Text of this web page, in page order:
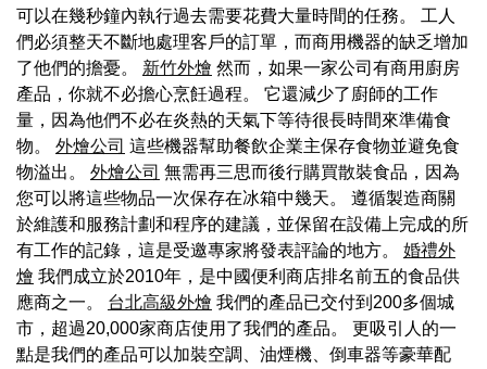
可以在幾秒鐘內執行過去需要花費大量時間的任務。 工人
們必須整天不斷地處理客戶的訂單，而商用機器的缺乏增加
了他們的擔憂。 新竹外燴 然而，如果一家公司有商用廚房
產品，你就不必擔心烹飪過程。 它還減少了廚師的工作
量，因為他們不必在炎熱的天氣下等待很長時間來準備食
物。 外燴公司 這些機器幫助餐飲企業主保存食物並避免食
物溢出。 外燴公司 無需再三思而後行購買散裝食品，因為
您可以將這些物品一次保存在冰箱中幾天。 遵循製造商關
於維護和服務計劃和程序的建議，並保留在設備上完成的所
有工作的記錄，這是受邀專家將發表評論的地方。 婚禮外
燴 我們成立於2010年，是中國便利商店排名前五的食品供
應商之一。 台北高級外燴 我們的產品已交付到200多個城
市，超過20,000家商店使用了我們的產品。 更吸引人的一
點是我們的產品可以加裝空調、油煙機、倒車器等豪華配